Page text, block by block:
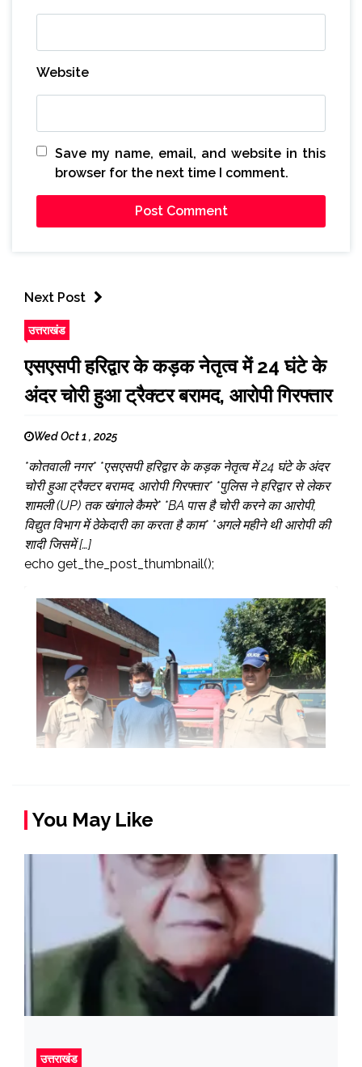
Website
Save my name, email, and website in this
browser for the next time I comment.
Next Post
उत्तराखंड
एसएसपी हरिद्वार के कड़क नेतृत्व में 24 घंटे के
अंदर चोरी हुआ ट्रैक्टर बरामद, आरोपी गिरफ्तार
Wed Oct 1 , 2025
*कोतवाली नगर* *एसएसपी हरिद्वार के कड़क नेतृत्व में 24 घंटे के अंदर
चोरी हुआ ट्रैक्टर बरामद, आरोपी गिरफ्तार* *पुलिस ने हरिद्वार से लेकर
शामली (UP) तक खंगाले कैमरे* *BA पास है चोरी करने का आरोपी,
विद्युत विभाग में ठेकेदारी का करता है काम* *अगले महीने थी आरोपी की
शादी जिसमें […]
echo get_the_post_thumbnail();
You May Like
उत्तराखंड